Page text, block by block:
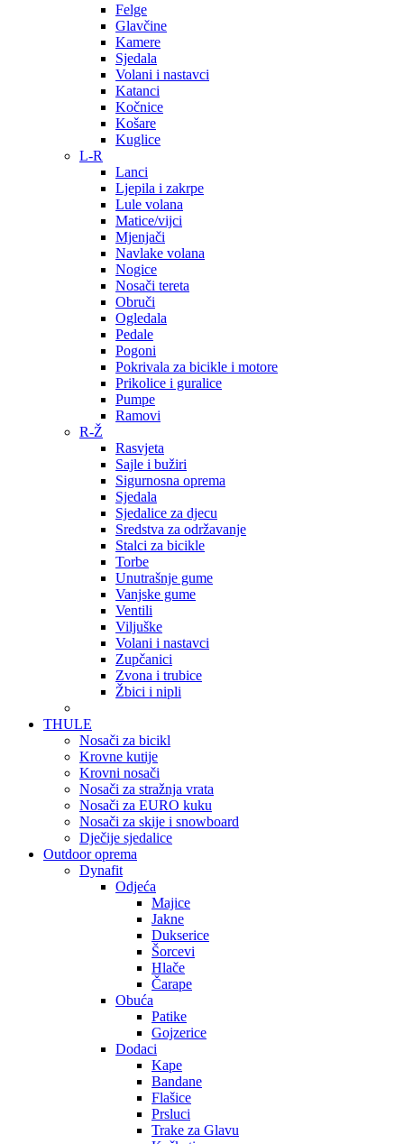
Felge
Glavčine
Kamere
Sjedala
Volani i nastavci
Katanci
Kočnice
Košare
Kuglice
L-R
Lanci
Ljepila i zakrpe
Lule volana
Matice/vijci
Mjenjači
Navlake volana
Nogice
Nosači tereta
Obruči
Ogledala
Pedale
Pogoni
Pokrivala za bicikle i motore
Prikolice i guralice
Pumpe
Ramovi
R-Ž
Rasvjeta
Sajle i bužiri
Sigurnosna oprema
Sjedala
Sjedalice za djecu
Sredstva za održavanje
Stalci za bicikle
Torbe
Unutrašnje gume
Vanjske gume
Ventili
Viljuške
Volani i nastavci
Zupčanici
Zvona i trubice
Žbici i nipli
THULE
Nosači za bicikl
Krovne kutije
Krovni nosači
Nosači za stražnja vrata
Nosači za EURO kuku
Nosači za skije i snowboard
Dječije sjedalice
Outdoor oprema
Dynafit
Odjeća
Majice
Jakne
Dukserice
Šorcevi
Hlače
Čarape
Obuća
Patike
Gojzerice
Dodaci
Kape
Bandane
Flašice
Prsluci
Trake za Glavu